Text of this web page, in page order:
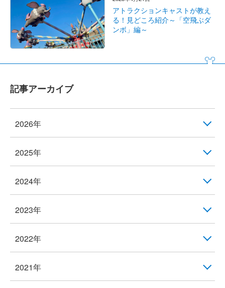
アトラクションキャストが教え
る！見どころ紹介～「空飛ぶダ
ンボ」編～
記事アーカイブ
2026年
2025年
2024年
2023年
2022年
2021年